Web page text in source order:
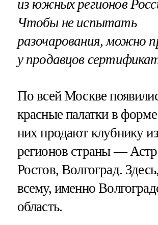
из южных регионов
Чтобы не испытать
разочарования, можно
у продавцов
По всей Москве
красные палатки в
них продают клубнику
регионов страны —
Ростов, Волгоград.
всему, именно
область.